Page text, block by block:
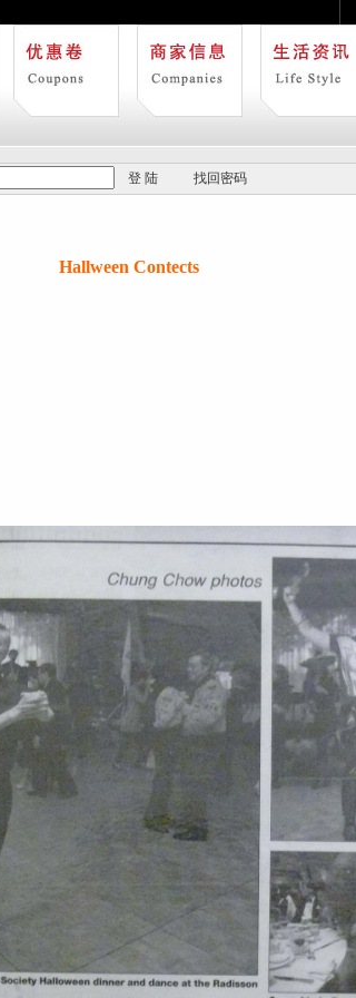
登 陆 找回密码
Hallween Contects